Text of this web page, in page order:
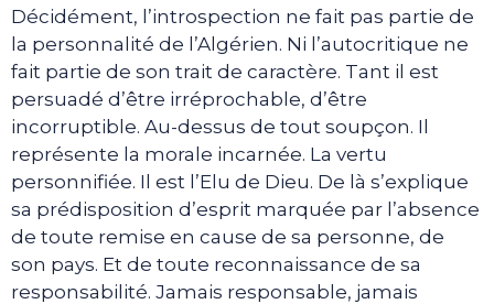
Décidément, l’introspection ne fait pas partie de
la personnalité de l’Algérien. Ni l’autocritique ne
fait partie de son trait de caractère. Tant il est
persuadé d’être irréprochable, d’être
incorruptible. Au-dessus de tout soupçon. Il
représente la morale incarnée. La vertu
personnifiée. Il est l’Elu de Dieu. De là s’explique
sa prédisposition d’esprit marquée par l’absence
de toute remise en cause de sa personne, de
son pays. Et de toute reconnaissance de sa
responsabilité. Jamais responsable, jamais